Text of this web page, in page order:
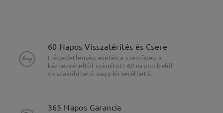
60 Napos Visszatérítés és Csere
Elégedetlenség esetén a szemüveg a
kézhezvételtől számított 60 napon belül
visszaküldhető vagy kicserélhető.
365 Napos Garancia